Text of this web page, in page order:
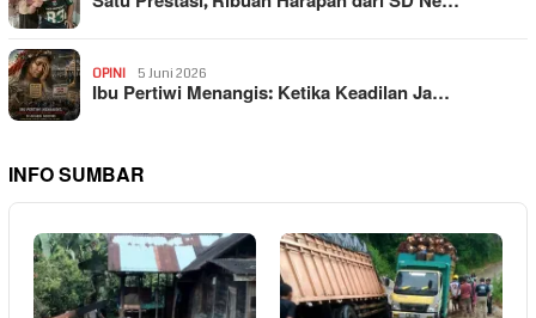
OPINI 5 Juni 2026
Ibu Pertiwi Menangis: Ketika Keadilan Ja…
INFO SUMBAR